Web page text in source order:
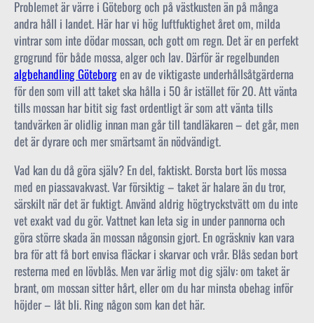
Problemet är värre i Göteborg och på västkusten än på många
andra håll i landet. Här har vi hög luftfuktighet året om, milda
vintrar som inte dödar mossan, och gott om regn. Det är en perfekt
grogrund för både mossa, alger och lav. Därför är regelbunden
algbehandling Göteborgen av de viktigaste underhållsåtgärderna
för den som vill att taket ska hålla i 50 år istället för 20. Att vänta
tills mossan har bitit sig fast ordentligt är som att vänta tills
tandvärken är olidlig innan man går till tandläkaren – det går, men
det är dyrare och mer smärtsamt än nödvändigt.
Vad kan du då göra själv? En del, faktiskt. Borsta bort lös mossa
med en piassavakvast. Var försiktig – taket är halare än du tror,
särskilt när det är fuktigt. Använd aldrig högtryckstvätt om du inte
vet exakt vad du gör. Vattnet kan leta sig in under pannorna och
göra större skada än mossan någonsin gjort. En ogräskniv kan vara
bra för att få bort envisa fläckar i skarvar och vrår. Blås sedan bort
resterna med en lövblås. Men var ärlig mot dig själv: om taket är
brant, om mossan sitter hårt, eller om du har minsta obehag inför
höjder – låt bli. Ring någon som kan det här.